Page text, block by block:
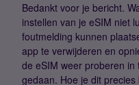
Bedankt voor je bericht.
instellen van je eSIM niet
foutmelding kunnen
app te verwijderen en
de eSIM weer proberen
gedaan. Hoe je dit